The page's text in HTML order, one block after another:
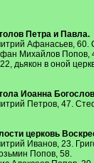
Петра и Павла.
Афанасьев, 60.
Михайлов Попов,
дьякон в оной
Иоанна
Петров, 47.
церковь
Иванов, 23.
Попов, 58.